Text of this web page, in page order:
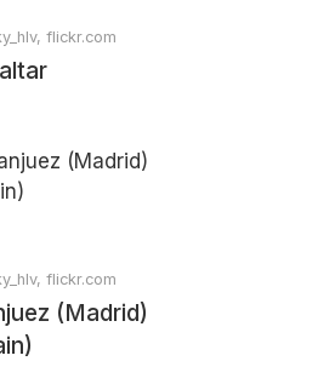
flickr.com
flickr.com
(Madrid)